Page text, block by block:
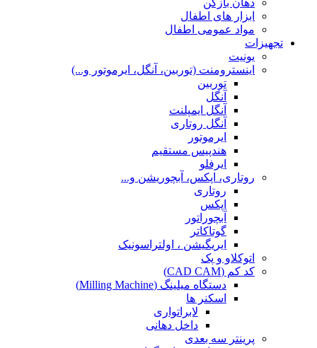
دهان بازکن
ابزار های اطفال
مواد عمومی اطفال
تجهیزات
یونیت
اینسترومنت (توربین، آنگل، ایرموتور و...)
توربین
آنگل
آنگل ایمپلنت
آنگل روتاری
ایرموتور
هندپیس مستقیم
ایرفلو
روتاری، اپکس، آبچوریشن و...
روتاری
اپکس
آبچوراتور
گوتاکاتر
ایریگیشن ، اولتراسونیک
اتوکلاو و پک
کد کم (CAD CAM)
دستگاه میلینگ (Milling Machine)
اسکنر ها
لابراتواری
داخل دهانی
پرینتر سه بعدی